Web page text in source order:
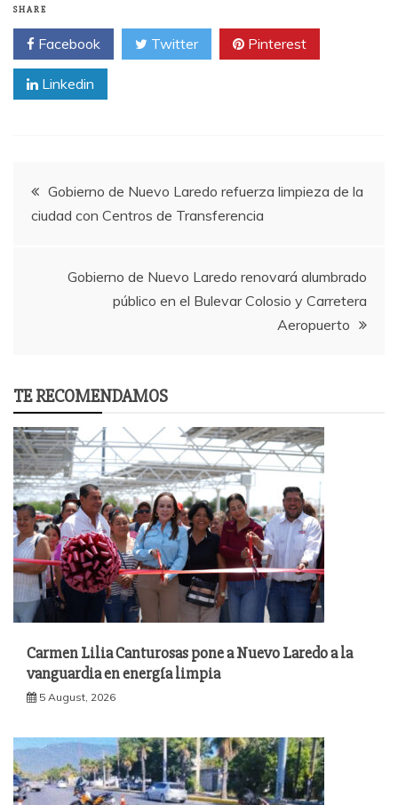
SHARE
Facebook Twitter Pinterest
Linkedin
PostGobierno de Nuevo Laredo refuerza limpieza de la
ciudad con Centros de Transferencia
Gobierno de Nuevo Laredo renovará alumbrado
público en el Bulevar Colosio y Carretera
Aeropuerto
TE RECOMENDAMOS
Carmen Lilia Canturosas pone a Nuevo Laredo a la
vanguardia en energía limpia
5 August, 2026